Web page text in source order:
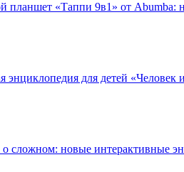
планшет «Таппи 9в1» от Abumba:
энциклопедия для детей
сложном: новые интерактивные